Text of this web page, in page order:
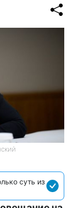
суть из